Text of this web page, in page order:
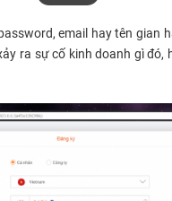
email hay tên gian
ra sự cố kinh doanh gì đó,